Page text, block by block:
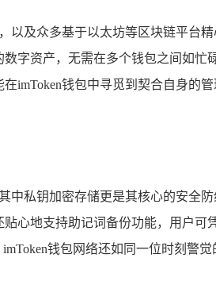
以及众多基于以太坊等区块链平台精
字资产，无需在多个钱包之间如忙
imToken钱包中寻觅到契合自身的
中私钥加密存储更是其核心的安全
心地支持助记词备份功能，用户可
钱包网络还如同一位时刻警觉